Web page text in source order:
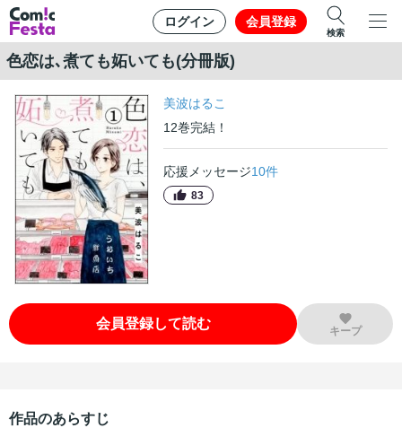
ログイン 会員登録
検索
色恋は､煮ても妬いても(分冊版)
美波はるこ
12巻完結！
応援メッセージ10件
83
会員登録して読む キープ
作品のあらすじ